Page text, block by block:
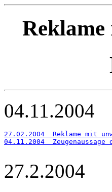
Reklame
04.11.2004
27.02.2004  Reklame mit
04.11.2004  Zeugenaussage
27.2.2004